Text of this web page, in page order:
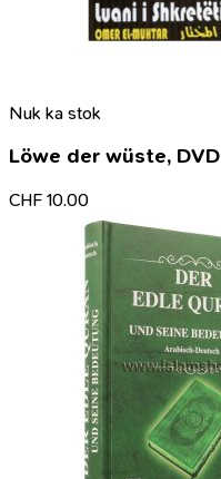
Nuk ka stok
Löwe der wüste, DVD
CHF 10.00